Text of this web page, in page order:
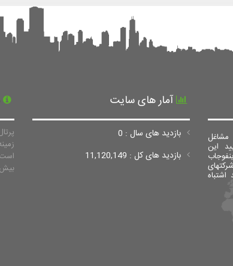
این
آمار های سایت
بازدید های سال : 0
بازدید های کل : 11,120,149
بیش از 3 میلیون